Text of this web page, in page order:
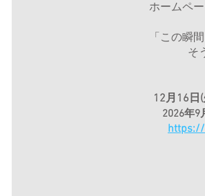
ホームペ
「この瞬
そ
12月16日
2026年9
https://